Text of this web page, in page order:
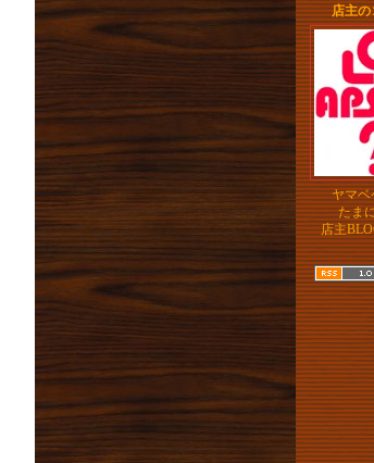
店主の
ヤマベ
たま
店主